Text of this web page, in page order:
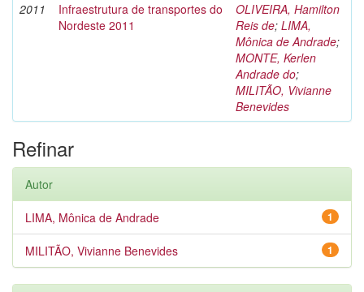
2011
Infraestrutura de transportes do
Nordeste 2011
OLIVEIRA, Hamilton
Reis de; LIMA,
Mônica de Andrade;
MONTE, Kerlen
Andrade do;
MILITÃO, Vivianne
Benevides
Refinar
Autor
1
LIMA, Mônica de Andrade
1
MILITÃO, Vivianne Benevides